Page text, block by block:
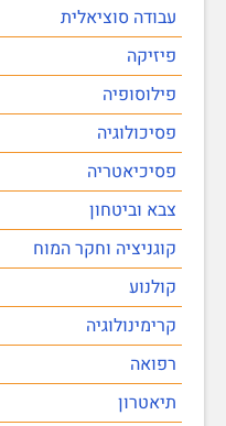
עבודה סוציאלית
פיזיקה
פילוסופיה
פסיכולוגיה
פסיכיאטריה
צבא וביטחון
קוגניציה וחקר המוח
קולנוע
קרימינולוגיה
רפואה
תיאטרון